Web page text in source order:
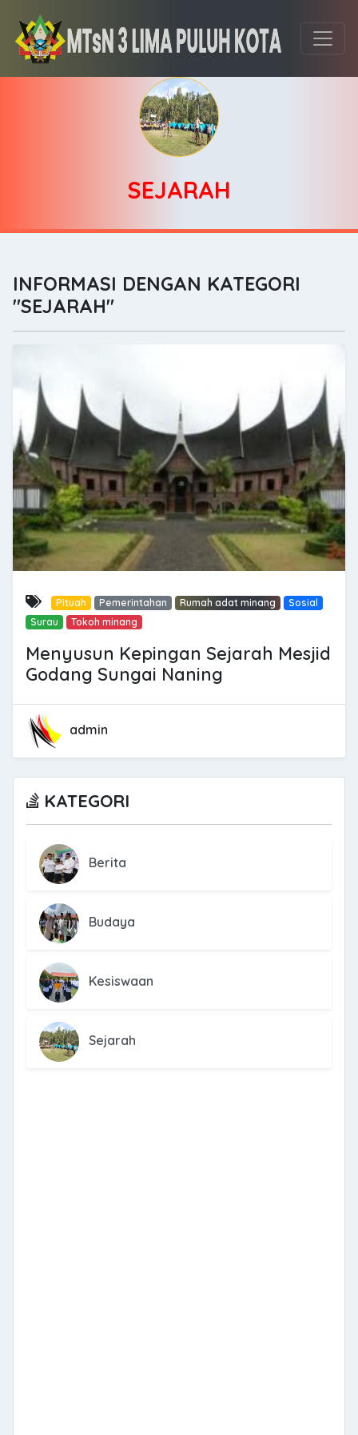
SEJARAH
INFORMASI DENGAN KATEGORI
"SEJARAH"
Pituah Pemerintahan Rumah adat minang
Sosial
Surau
Tokoh minang
Menyusun Kepingan Sejarah Mesjid
Godang Sungai Naning
admin
KATEGORI
Berita
Budaya
Kesiswaan
Sejarah